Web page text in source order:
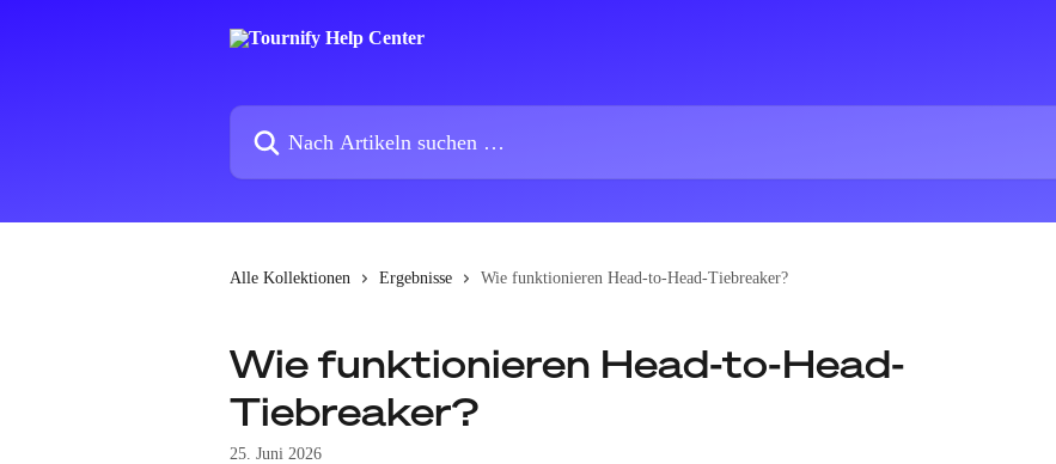
Nach Artikeln suchen …
Alle Kollektionen Ergebnisse Wie funktionieren Head-to-Head-Tiebreaker?
Wie funktionieren Head-to-Head-
Tiebreaker?
25. Juni 2026